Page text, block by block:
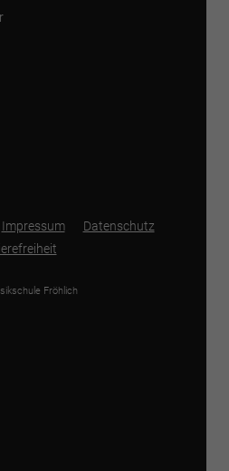
Impressum
Datenschutz
Fröhlich